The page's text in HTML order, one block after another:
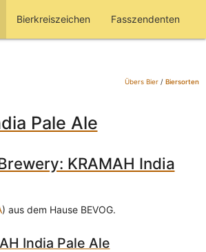
Bierkreiszeichen Fasszendenten
Übers Bier/ Biersorten
Pale Ale
KRAMAH India
) aus dem Hause BEVOG.
India Pale Ale